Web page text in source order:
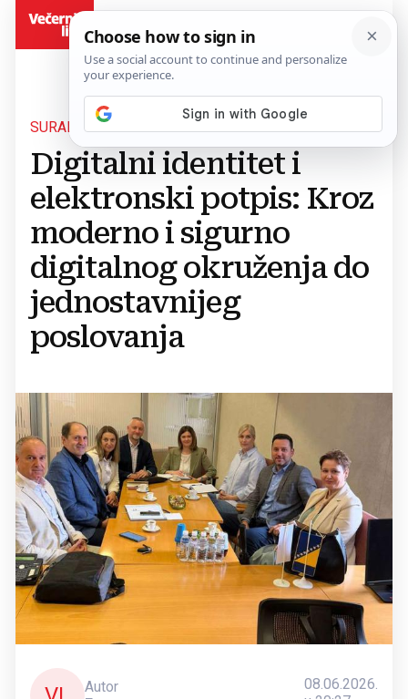
SURADNJA UPFBIH I IDDEEA-E
Digitalni identitet i
elektronski potpis: Kroz
moderno i sigurno
digitalnog okruženja do
jednostavnijeg
poslovanja
Autor
08.06.2026.